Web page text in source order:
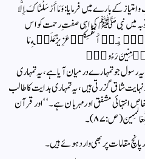
کے بارے میں فرمایا:وَمَا أَرْسَلْنَاكَ إِلَّا
۱۰۷)۔اور سورۂ توبہ میں نبی ﷺ کی اسی صفتِ رحمت کو اس
مِّنۡ أَنفُسِكُمۡ عَزِيزٌ عَلَيۡهِ مَا
رَءُوفٌ۬
لوگو! یہ رسول جو تمہارے درمیان آیا ہے، یہ تمہاری
شاق گزرتی ہیں، یہ تمہاری ہدایت کا طالب
انتہائی مشفق اور مہربان ہے۔‘‘اور قرآن
(ص: ۸۷)۔
مقامات پر بھی وارد ہوئے ہیں۔